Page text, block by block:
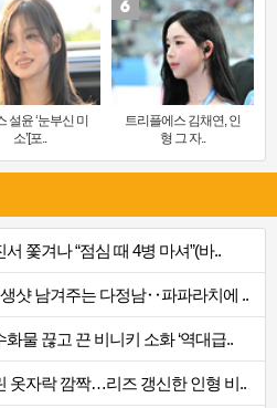
설윤 ‘눈부신 미
소’[포..
트리플에스 김채연, 인
형 그 자..
쫓겨나 “점심 때 4병 마셔”(바..
샷 남겨주는 다정남‥파파라치에 ..
물 끊고 끈 비니키 소화 ‘역대급..
옷자락 깜짝…리즈 갱신한 인형 비..